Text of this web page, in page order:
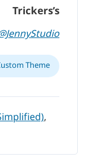
Trickers’s
Theme
,